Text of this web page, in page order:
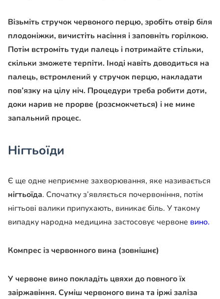
Візьміть стручок червоного перцю, зробіть отвір біля
плодоніжки, вичистіть насіння і заповніть горілкою.
Потім встроміть туди палець і потримайте стільки,
скільки зможете терпіти. Іноді навіть доводиться на
палець, встромлений у стручок перцю, накладати
пов’язку на цілу ніч. Процедури треба робити доти,
доки нарив не прорве (розсмокчеться) і не мине
запальний процес.
Нігтьоїди
Є ще одне неприємне захворювання, яке називається
нігтьоїда. Спочатку з’являється почервоніння, потім
нігтьові валики припухають, виникає біль. У такому
випадку народна медицина застосовує червоне вино.
Компрес із червонного вина (зовнішнє)
У червоне вино покладіть цвяхи до повного їх
заіржавіння. Суміш червоного вина та іржі заліза